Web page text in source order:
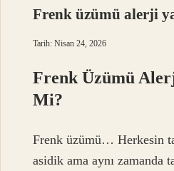
Frenk üzümü alerji
Tarih: Nisan 24, 2026
Frenk Üzümü
Mi?
Frenk üzümü… Herkesin
asidik ama aynı zamanda